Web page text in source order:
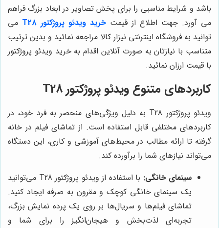
باشد و شرایط مناسبی را برای پخش تصاویر در ابعاد بزرگ فراهم
می آورد. جهت اطلاع از قیمت خرید ویدئو پروژکتور T28
می
توانید به فروشگاه اینترنتی نیزار کالا مراجعه نمائید و بدین ترتیب
متناسب با نیازتان به صورت آنلاین اقدام به خرید ویدئو پروژکتور
با قیمت ارزان نمائید.
کاربردهای متنوع ویدئو پروژکتور T28
ویدئو پروژکتور T28 به دلیل ویژگی‌های منحصر به فرد خود، در
کاربردهای مختلفی قابل استفاده است. از تماشای فیلم در خانه
گرفته تا ارائه مطالب در محیط‌های آموزشی و کاری، این دستگاه
می‌تواند نیازهای شما را برآورده کند.
سینمای خانگی:
با استفاده از ویدئو پروژکتور T28 می‌توانید
یک سینمای خانگی کوچک و مقرون به صرفه ایجاد کنید.
تماشای فیلم‌ها و سریال‌ها بر روی یک پرده نمایش بزرگ،
تجربه‌ای لذت‌بخش و هیجان‌انگیز را برای شما و